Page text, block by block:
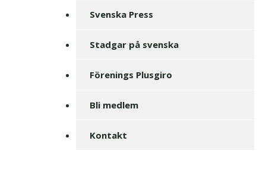
Svenska Press
Stadgar på svenska
Förenings Plusgiro
Bli medlem
Kontakt